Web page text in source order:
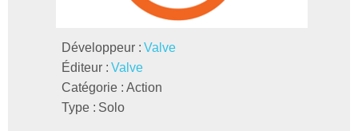
Développeur : Valve
Éditeur : Valve
Catégorie : Action
Type : Solo